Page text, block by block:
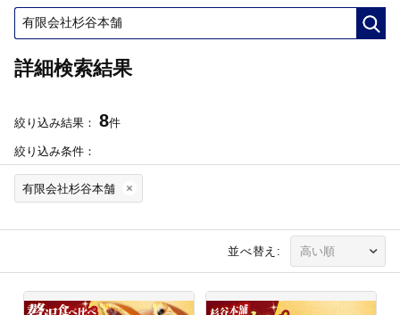
詳細検索結果
絞り込み結果： 8件
絞り込み条件：
有限会社杉谷本舗
並べ替え: